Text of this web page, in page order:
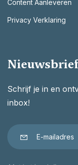
Content Aanleveren
Privacy Verklaring
Nieuwsbrief
Schrijf je in en
inbox!